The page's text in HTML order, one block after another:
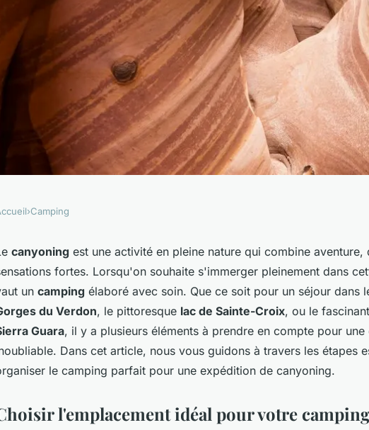
un camping pour
de canyoning?
›Camping
canyoning est une activité en pleine nature qui combine aventure,
fortes. Lorsqu'on souhaite s'immerger pleinement dans
un camping élaboré avec soin. Que ce soit pour un séjour dans
du Verdon, le pittoresque lac de Sainte-Croix, ou le fascinant
Guara, il y a plusieurs éléments à prendre en compte pour une
Dans cet article, nous vous guidons à travers les étapes
le camping parfait pour une expédition de canyoning.
l'emplacement idéal pour votre camping